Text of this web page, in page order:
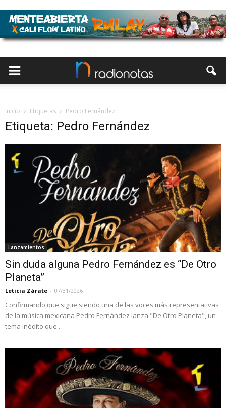
Inicio Etiquetas Pedro Fernández
Etiqueta: Pedro Fernández
Lanzamientos
Sin duda alguna Pedro Fernández es “De Otro
Planeta”
Leticia Zárate - 07/31/2026
Confirmando que sigue siendo una de las voces más representativas
de la música mexicana Pedro Fernández lanza "De Otro Planeta", un
tema inédito que...